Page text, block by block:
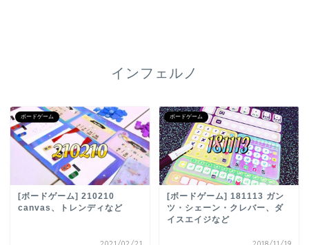
インフェルノ
ボードゲーム
[ボードゲーム] 210210
canvas、トレンディなど
ボードゲーム
[ボードゲーム] 181113 ガン
ツ・シェーン・クレバー、ダ
イスエイジなど